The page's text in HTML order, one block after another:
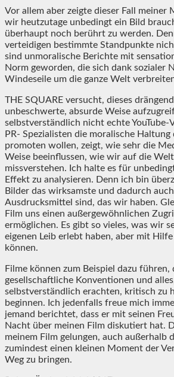
Vor allem aber zeigte dieser Fall meiner
wir heutzutage unbedingt ein Bild
überhaupt noch berührt zu werden.
verteidigen bestimmte Standpunkte
sind unmoralische Berichte mit
Norm geworden, die sich dank sozialer
Windeseile um die ganze Welt
THE SQUARE versucht, dieses
unbeschwerte, absurde Weise
selbstverständlich nicht echte YouTube-
PR- Spezialisten die moralische
promoten wollen, zeigt, wie sehr die
Weise beeinflussen, wie wir auf die
missverstehen. Ich halte es für
Effekt zu analysieren. Denn ich bin
Bilder das wirksamste und dadurch
Ausdrucksmittel sind, das wir haben.
Film uns einen außergewöhnlichen
ermöglichen. Es gibt so vieles, was wir
eigenen Leib erlebt haben, aber mit
können.
Filme können zum Beispiel dazu führen,
gesellschaftliche Konventionen und
selbstverständlich erachten, kritisch zu
beginnen. Ich jedenfalls freue mich
jemand berichtet, dass er mit seinen
Nacht über meinen Film diskutiert hat.
meinem Film gelungen, auch außerhalb
zumindest einen kleinen Moment der
Weg zu bringen.